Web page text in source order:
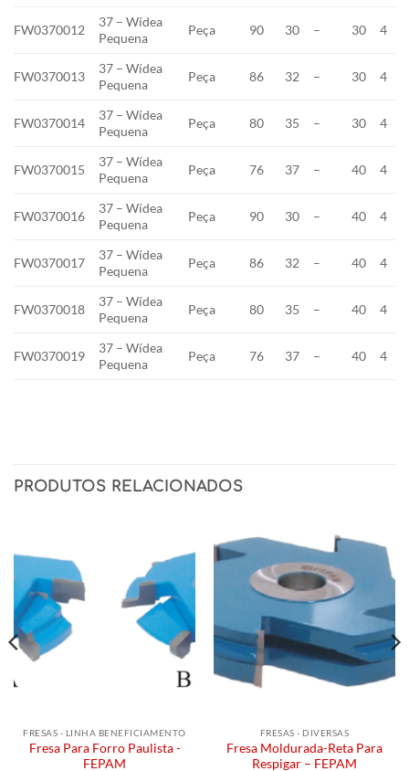
FW0370012
37 – Wídea
Pequena
Peça 90 30 – 30 4
FW0370013
37 – Wídea
Pequena
Peça 86 32 – 30 4
FW0370014
37 – Wídea
Pequena
Peça 80 35 – 30 4
FW0370015
37 – Wídea
Pequena
Peça 76 37 – 40 4
FW0370016
37 – Wídea
Pequena
Peça 90 30 – 40 4
FW0370017
37 – Wídea
Pequena
Peça 86 32 – 40 4
FW0370018
37 – Wídea
Pequena
Peça 80 35 – 40 4
FW0370019
37 – Wídea
Pequena
Peça 76 37 – 40 4
PRODUTOS RELACIONADOS
FRESAS - LINHA BENEFICIAMENTO
Fresa Para Forro Paulista -
FEPAM
FRESAS - DIVERSAS
Fresa Moldurada-Reta Para
Respigar – FEPAM